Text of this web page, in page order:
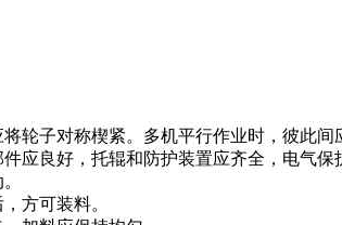
子对称楔紧。多机平行作业时，彼此间
应良好，托辊和防护装置应齐全，电气保
方可装料。